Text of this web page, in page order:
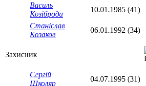
Василь
Козіброда
10.01.1985 (41)
Станіслав
Козаков
06.01.1992 (34)
Захисник
Сергій
Школяр
04.07.1995 (31)